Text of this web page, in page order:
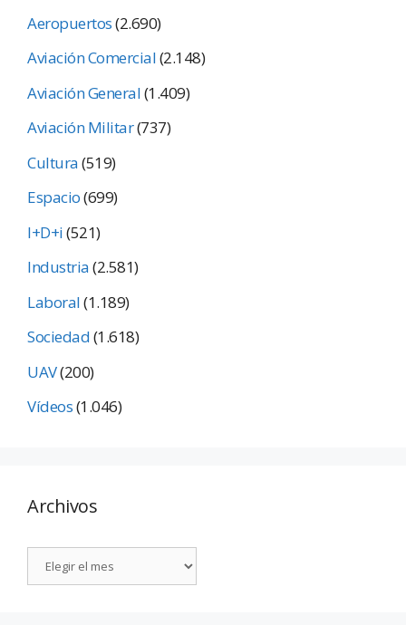
Aeropuertos(2.690)
Aviación Comercial(2.148)
Aviación General(1.409)
Aviación Militar(737)
Cultura(519)
Espacio(699)
I+D+i(521)
Industria(2.581)
Laboral(1.189)
Sociedad(1.618)
UAV(200)
Vídeos(1.046)
Archivos